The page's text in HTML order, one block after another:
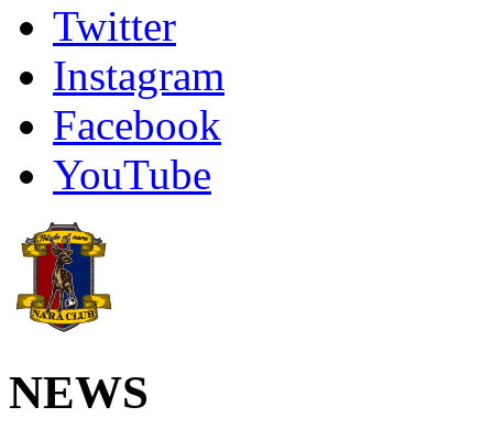
グッズ
ファンコミュニティ
ホームタウン
コラム
その他
TEAM
2026/27トップチーム
2026/27トップチームスタッフ
バモス
ビクトリーロード
HOMEGAME
ホームゲーム運営管理規定
Jリーグ運営管理規定
Twitter
Instagram
Facebook
YouTube
NEWS